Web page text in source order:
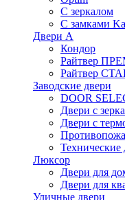
С зеркалом
С замками
Двери А
Кондор
Райтвер
Райтвер
Заводские двери
DOOR
Двери с
Двери с
Технические
Люксор
Двери для
Двери для
Уличные двери